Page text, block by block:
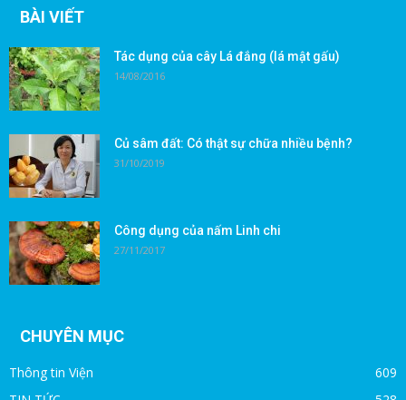
BÀI VIẾT
Tác dụng của cây Lá đắng (lá mật gấu)
14/08/2016
Củ sâm đất: Có thật sự chữa nhiều bệnh?
31/10/2019
Công dụng của nấm Linh chi
27/11/2017
CHUYÊN MỤC
Thông tin Viện
609